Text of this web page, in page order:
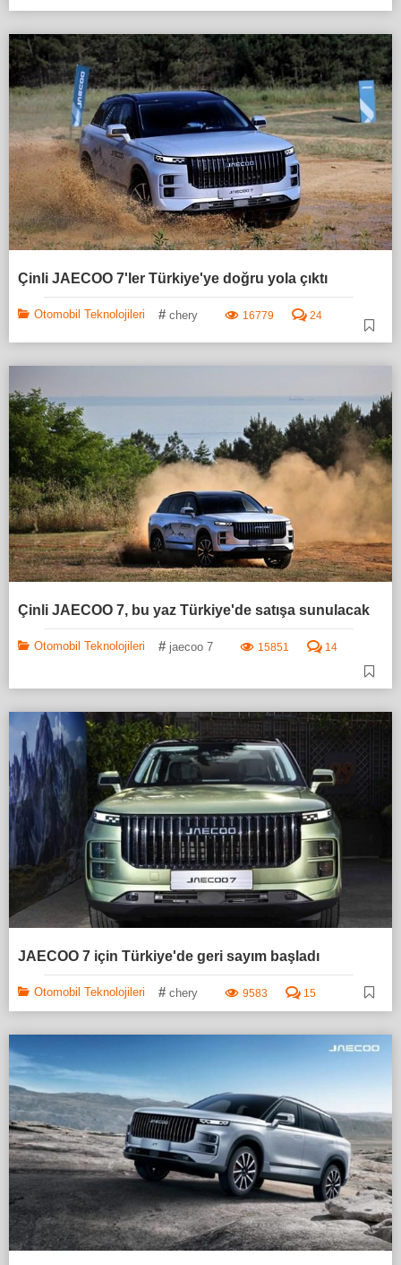
Çinli JAECOO 7'ler Türkiye'ye doğru yola çıktı
Otomobil Teknolojileri # chery 16779 24
Çinli JAECOO 7, bu yaz Türkiye'de satışa sunulacak
Otomobil Teknolojileri # jaecoo 7 15851 14
JAECOO 7 için Türkiye'de geri sayım başladı
Otomobil Teknolojileri # chery 9583 15